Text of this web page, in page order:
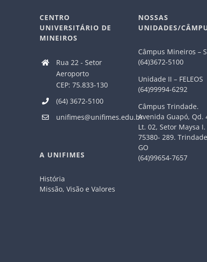
CENTRO
UNIVERSITÁRIO DE
MINEIROS
Rua 22 - Setor
Aeroporto
CEP: 75.833-130
(64) 3672-5100
unifimes@unifimes.edu.br
A UNIFIMES
História
Missão, Visão e Valores
NOSSAS
UNIDADES/
Câmpus Mineiros –
(64)3672-5100
Unidade II – FELEOS
(64)99994-6292
Câmpus Trindade.
Avenida Guapó, Qd.
Lt. 02, Setor Maysa I.
75380- 289.
GO
(64)99654-7657